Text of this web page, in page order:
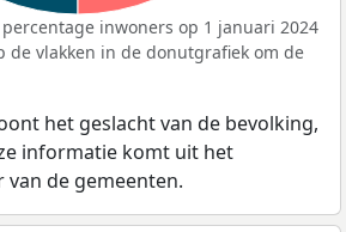
inwoners op 1 januari 2024
de vlakken in de donutgrafiek om de
het geslacht van de bevolking,
informatie komt uit het
de gemeenten.